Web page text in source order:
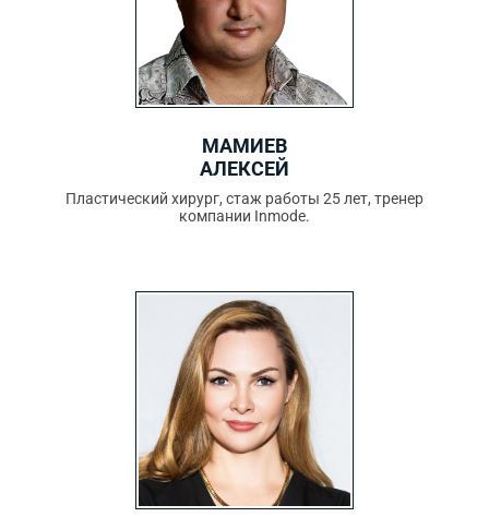
МАМИЕВ
АЛЕКСЕЙ
Пластический хирург, стаж работы 25 лет, тренер
компании Inmode.